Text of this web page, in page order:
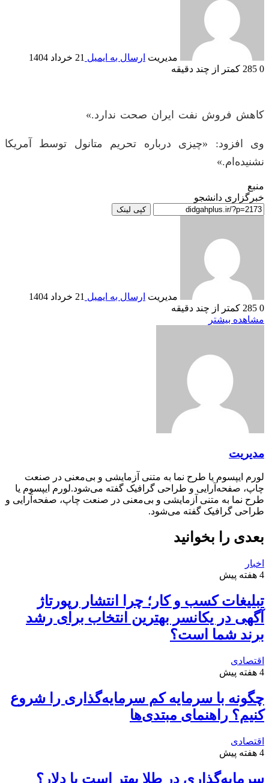
مدیریت ارسال به ایمیل 21 خرداد 1404
0
کمتر از چند دقیقه
کاهش فروش نفت ایران صحت ندارد.»
وی افزود: «چیزی درباره تحریم متانول توسط آمریکا
نشنیده‌ام.»
منبع
خبرگزاری دانشجو
کپی لینک
مدیریت ارسال به ایمیل 21 خرداد 1404
0
کمتر از چند دقیقه
مشاهده بیشتر
مدیریت
لورم ایپسوم یا طرح‌ نما به متنی آزمایشی و بی‌معنی در صنعت
چاپ، صفحه‌آرایی و طراحی گرافیک گفته می‌شود.لورم ایپسوم یا
طرح‌ نما به متنی آزمایشی و بی‌معنی در صنعت چاپ، صفحه‌آرایی و
طراحی گرافیک گفته می‌شود.
بعدی را بخوانید
اخبار
4 هفته پیش
تبلیغات کسب و کار؛ چرا انتشار رپورتاژ
آگهی در یکانسر بهترین انتخاب برای رشد
برند شما است؟
اقتصادی
4 هفته پیش
چگونه با سرمایه کم سرمایه‌گذاری را شروع
کنیم؟ راهنمای مبتدی‌ها
اقتصادی
4 هفته پیش
سرمایه‌گذاری در طلا بهتر است یا دلار؟